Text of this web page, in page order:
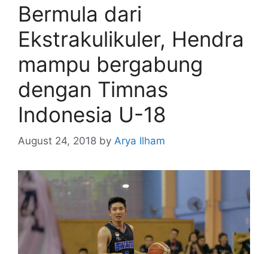
Bermula dari
Ekstrakulikuler, Hendra
mampu bergabung
dengan Timnas
Indonesia U-18
August 24, 2018 by Arya Ilham